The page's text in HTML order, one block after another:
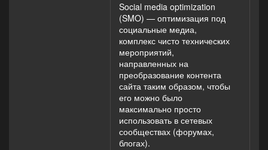
Social media optimization
(SMO) — оптимизация под
социальные медиа,
комплекс чисто технических
мероприятий,
направленных на
преобразование контента
сайта таким образом, чтобы
его можно было
максимально просто
использовать в сетевых
сообществах (форумах,
блогах).